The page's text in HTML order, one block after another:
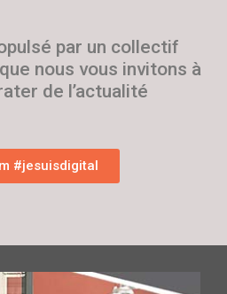
par un collectif
nous vous invitons à
de l’actualité
#jesuisdigital